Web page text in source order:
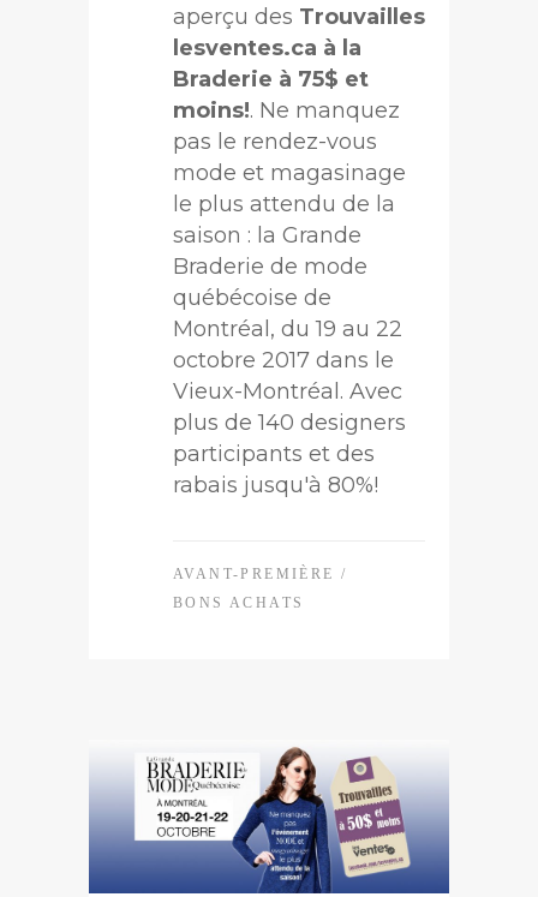
aperçu des Trouvailles
lesventes.ca à la
Braderie à 75$ et
moins!. Ne manquez
pas le rendez-vous
mode et magasinage
le plus attendu de la
saison : la Grande
Braderie de mode
québécoise de
Montréal, du 19 au 22
octobre 2017 dans le
Vieux-Montréal. Avec
plus de 140 designers
participants et des
rabais jusqu'à 80%!
AVANT-PREMIÈRE /
BONS ACHATS